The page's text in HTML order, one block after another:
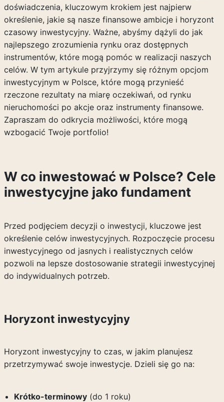
doświadczenia, kluczowym krokiem jest najpierw
określenie, jakie są nasze finansowe ambicje i horyzont
czasowy inwestycyjny. Ważne, abyśmy dążyli do jak
najlepszego zrozumienia rynku oraz dostępnych
instrumentów, które mogą pomóc w realizacji naszych
celów. W tym artykule przyjrzymy się różnym opcjom
inwestycyjnym w Polsce, które mogą przynieść
rzeczone rezultaty na miarę oczekiwań, od rynku
nieruchomości po akcje oraz instrumenty finansowe.
Zapraszam do odkrycia możliwości, które mogą
wzbogacić Twoje portfolio!
W co inwestować w Polsce? Cele
inwestycyjne jako fundament
Przed podjęciem decyzji o inwestycji, kluczowe jest
określenie celów inwestycyjnych. Rozpoczęcie procesu
inwestycyjnego od jasnych i realistycznych celów
pozwoli na lepsze dostosowanie strategii inwestycyjnej
do indywidualnych potrzeb.
Horyzont inwestycyjny
Horyzont inwestycyjny to czas, w jakim planujesz
przetrzymywać swoje inwestycje. Dzieli się go na:
Krótko-terminowy(do 1 roku)